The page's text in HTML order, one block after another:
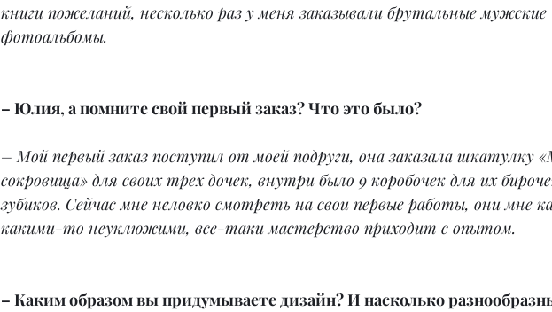
книги пожеланий, несколько раз у меня заказывали брутальные мужские
фотоальбомы.
– Юлия, а помните свой первый заказ? Что это было?
– Мой первый заказ поступил от моей подруги, она заказала шкатулку
сокровища» для своих трех дочек, внутри было 9 коробочек для их
зубиков. Сейчас мне неловко смотреть на свои первые работы, они мне
какими-то неуклюжими, все-таки мастерство приходит с опытом.
– Каким образом вы придумываете дизайн? И насколько